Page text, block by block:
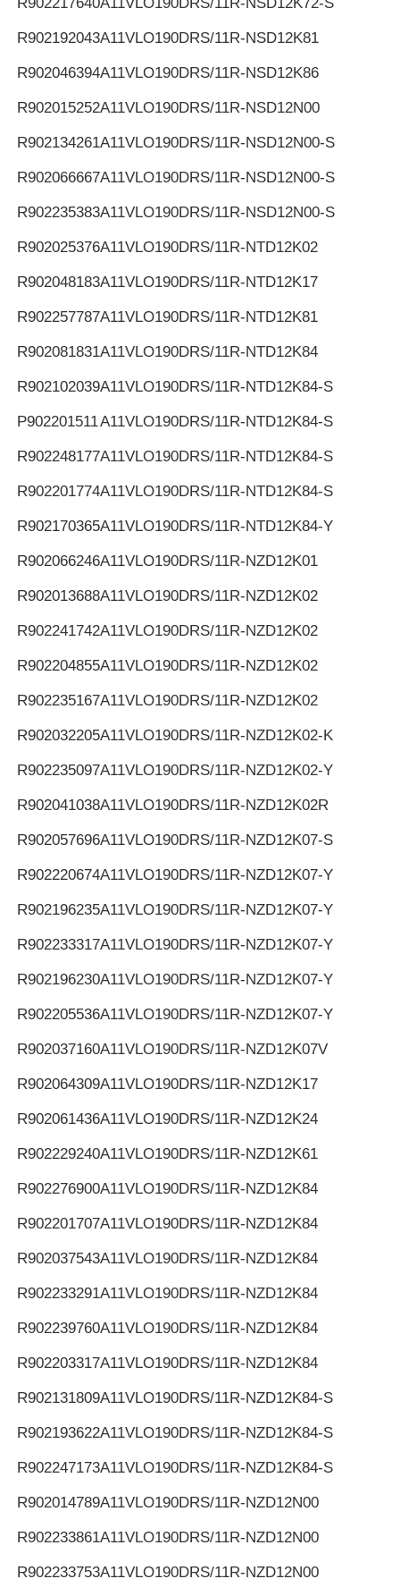
R902192043A11VLO190DRS/11R-NSD12K81
R902046394A11VLO190DRS/11R-NSD12K86
R902015252A11VLO190DRS/11R-NSD12N00
R902134261A11VLO190DRS/11R-NSD12N00-S
R902066667A11VLO190DRS/11R-NSD12N00-S
R902235383A11VLO190DRS/11R-NSD12N00-S
R902025376A11VLO190DRS/11R-NTD12K02
R902048183A11VLO190DRS/11R-NTD12K17
R902257787A11VLO190DRS/11R-NTD12K81
R902081831A11VLO190DRS/11R-NTD12K84
R902102039A11VLO190DRS/11R-NTD12K84-S
Р902201511A11VLO190DRS/11R-NTD12K84-S
R902248177A11VLO190DRS/11R-NTD12K84-S
R902201774A11VLO190DRS/11R-NTD12K84-S
R902170365A11VLO190DRS/11R-NTD12K84-Y
R902066246A11VLO190DRS/11R-NZD12K01
R902013688A11VLO190DRS/11R-NZD12K02
R902241742A11VLO190DRS/11R-NZD12K02
R902204855A11VLO190DRS/11R-NZD12K02
R902235167A11VLO190DRS/11R-NZD12K02
R902032205A11VLO190DRS/11R-NZD12K02-K
R902235097A11VLO190DRS/11R-NZD12K02-Y
R902041038A11VLO190DRS/11R-NZD12K02R
R902057696A11VLO190DRS/11R-NZD12K07-S
R902220674A11VLO190DRS/11R-NZD12K07-Y
R902196235A11VLO190DRS/11R-NZD12K07-Y
R902233317A11VLO190DRS/11R-NZD12K07-Y
R902196230A11VLO190DRS/11R-NZD12K07-Y
R902205536A11VLO190DRS/11R-NZD12K07-Y
R902037160A11VLO190DRS/11R-NZD12K07V
R902064309A11VLO190DRS/11R-NZD12K17
R902061436A11VLO190DRS/11R-NZD12K24
R902229240A11VLO190DRS/11R-NZD12K61
R902276900A11VLO190DRS/11R-NZD12K84
R902201707A11VLO190DRS/11R-NZD12K84
R902037543A11VLO190DRS/11R-NZD12K84
R902233291A11VLO190DRS/11R-NZD12K84
R902239760A11VLO190DRS/11R-NZD12K84
R902203317A11VLO190DRS/11R-NZD12K84
R902131809A11VLO190DRS/11R-NZD12K84-S
R902193622A11VLO190DRS/11R-NZD12K84-S
R902247173A11VLO190DRS/11R-NZD12K84-S
R902014789A11VLO190DRS/11R-NZD12N00
R902233861A11VLO190DRS/11R-NZD12N00
R902233753A11VLO190DRS/11R-NZD12N00